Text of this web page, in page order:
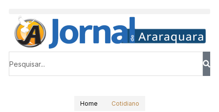
Home Cotidiano